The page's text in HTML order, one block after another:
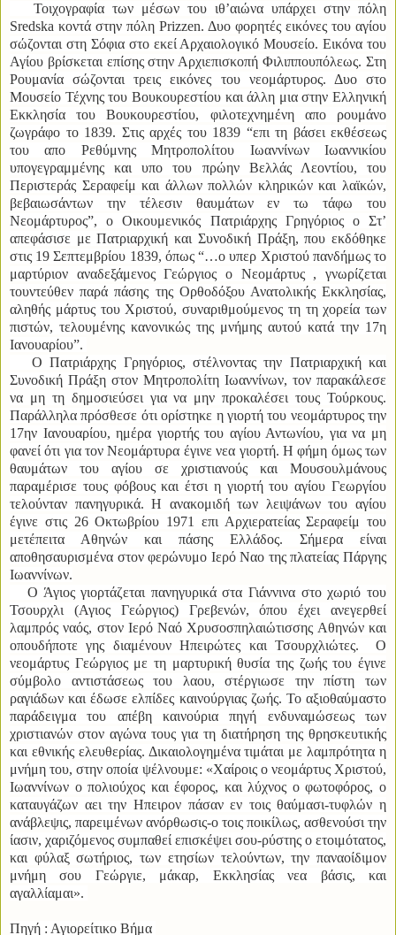
Τοιχογραφία των μέσων του ιθ’αιώνα υπάρχει στην πόλη
Sredska κοντά στην πόλη Prizzen. Δυο φορητές εικόνες του αγίου
σώζονται στη Σόφια στο εκεί Αρχαιολογικό Μουσείο. Εικόνα του
Αγίου βρίσκεται επίσης στην Αρχιεπισκοπή Φιλιππουπόλεως. Στη
Ρουμανία σώζονται τρεις εικόνες του νεομάρτυρος. Δυο στο
Μουσείο Τέχνης του Βουκουρεστίου και άλλη μια στην Ελληνική
Εκκλησία του Βουκουρεστίου, φιλοτεχνημένη απο ρουμάνο
ζωγράφο το 1839. Στις αρχές του 1839 “επι τη βάσει εκθέσεως
του απο Ρεθύμνης Μητροπολίτου Ιωαννίνων Ιωαννικίου
υπογεγραμμένης και υπο του πρώην Βελλάς Λεοντίου, του
Περιστεράς Σεραφείμ και άλλων πολλών κληρικών και λαϊκών,
βεβαιωσάντων την τέλεσιν θαυμάτων εν τω τάφω του
Νεομάρτυρος”, ο Οικουμενικός Πατριάρχης Γρηγόριος ο Στ’
απεφάσισε με Πατριαρχική και Συνοδική Πράξη, που εκδόθηκε
στις 19 Σεπτεμβρίου 1839, όπως “…ο υπερ Χριστού πανδήμως το
μαρτύριον αναδεξάμενος Γεώργιος ο Νεομάρτυς , γνωρίζεται
τουντεύθεν παρά πάσης της Ορθοδόξου Ανατολικής Εκκλησίας,
αληθής μάρτυς του Χριστού, συναριθμούμενος τη τη χορεία των
πιστών, τελουμένης κανονικώς της μνήμης αυτού κατά την 17η
Ιανουαρίου”.
Ο Πατριάρχης Γρηγόριος, στέλνοντας την Πατριαρχική και
Συνοδική Πράξη στον Μητροπολίτη Ιωαννίνων, τον παρακάλεσε
να μη τη δημοσιεύσει για να μην προκαλέσει τους Τούρκους.
Παράλληλα πρόσθεσε ότι ορίστηκε η γιορτή του νεομάρτυρος την
17ην Ιανουαρίου, ημέρα γιορτής του αγίου Αντωνίου, για να μη
φανεί ότι για τον Νεομάρτυρα έγινε νεα γιορτή. Η φήμη όμως των
θαυμάτων του αγίου σε χριστιανούς και Μουσουλμάνους
παραμέρισε τους φόβους και έτσι η γιορτή του αγίου Γεωργίου
τελούνταν πανηγυρικά.Η ανακομιδή των λειψάνων του αγίου
έγινε στις 26 Οκτωβρίου 1971 επι Αρχιερατείας Σεραφείμ του
μετέπειτα Αθηνών και πάσης Ελλάδος. Σήμερα είναι
αποθησαυρισμένα στον φερώνυμο Ιερό Ναο της πλατείας Πάργης
Ιωαννίνων.
Ο Άγιος γιορτάζεται πανηγυρικά στα Γιάννινα στο χωριό του
Τσουρχλι (Αγιος Γεώργιος) Γρεβενών, όπου έχει ανεγερθεί
λαμπρός ναός, στον Ιερό Ναό Χρυσοσπηλαιώτισσης Αθηνών και
οπουδήποτε γης διαμένουν Ηπειρώτες και Τσουρχλιώτες. Ο
νεομάρτυς Γεώργιος με τη μαρτυρική θυσία της ζωής του έγινε
σύμβολο αντιστάσεως του λαου, στέργιωσε την πίστη των
ραγιάδων και έδωσε ελπίδες καινούργιας ζωής. Το αξιοθαύμαστο
παράδειγμα του απέβη καινούρια πηγή ενδυναμώσεως των
χριστιανών στον αγώνα τους για τη διατήρηση της θρησκευτικής
και εθνικής ελευθερίας. Δικαιολογημένα τιμάται με λαμπρότητα η
μνήμη του, στην οποία ψέλνουμε: «Χαίροις ο νεομάρτυς Χριστού,
Ιωαννίνων ο πολιούχος και έφορος, και λύχνος ο φωτοφόρος, ο
καταυγάζων αει την Ηπειρον πάσαν εν τοις θαύμασι-τυφλών η
ανάβλεψις, παρειμένων ανόρθωσις-ο τοις ποικίλως, ασθενούσι την
ίασιν, χαριζόμενος συμπαθεί επισκέψει σου-ρύστης ο ετοιμότατος,
και φύλαξ σωτήριος,των ετησίων τελούντων, την παναοίδιμον
μνήμη σου Γεώργιε, μάκαρ, Εκκλησίας νεα βάσις, και
αγαλλίαμαι».
Πηγή : Αγιορείτικο Βήμα